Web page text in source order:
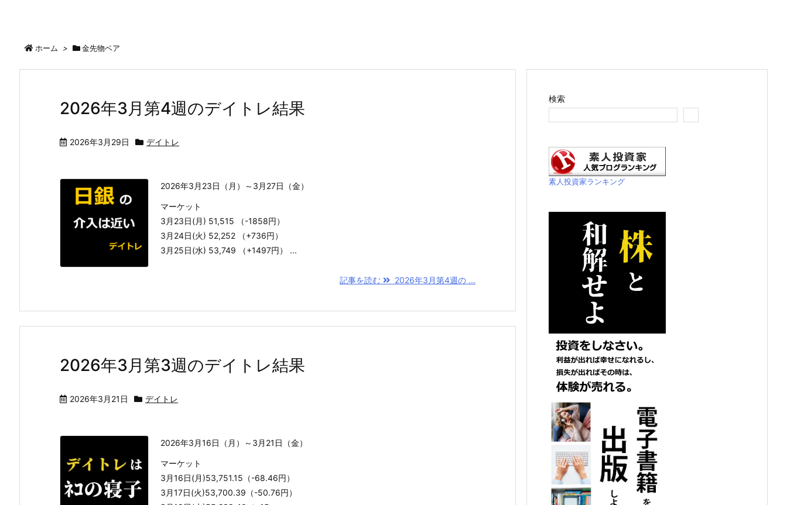
ホーム > 金先物ベア
2026年3月第4週のデイトレ結果
2026年3月29日 デイトレ
2026年3月23日（月）～3月27日（金）
マーケット
3月23日(月) 51,515 （-1858円）
3月24日(火) 52,252 （+736円）
3月25日(水) 53,749 （+1497円） ...
記事を読む 2026年3月第4週の ...
2026年3月第3週のデイトレ結果
2026年3月21日 デイトレ
2026年3月16日（月）～3月21日（金）
マーケット
3月16日(月)53,751.15（-68.46円）
3月17日(火)53,700.39（-50.76円）
検索
素人投資家ランキング